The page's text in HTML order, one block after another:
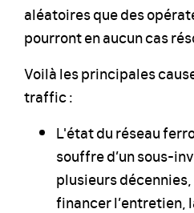
aléatoires que des
pourront en aucun cas
Voilà les principales
traffic :
L'état du réseau
souffre d’un sous-
plusieurs
financer l’entretien,